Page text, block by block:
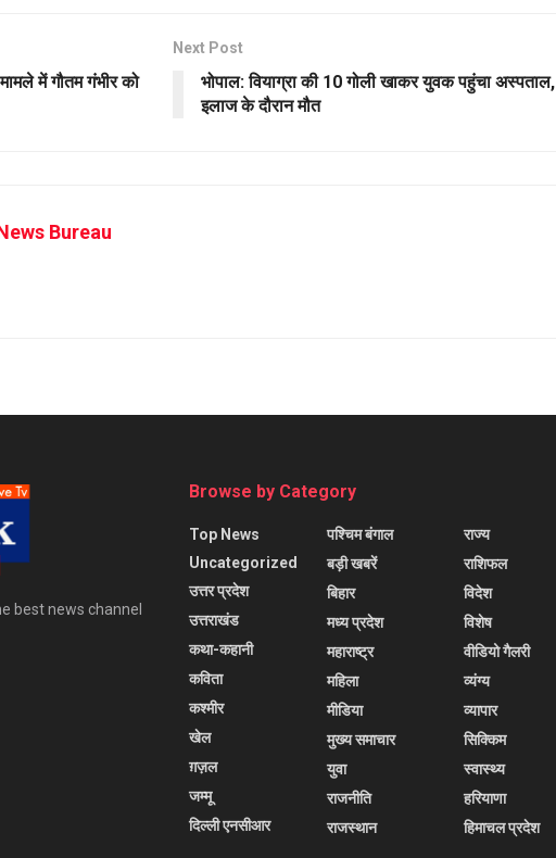
में गौतम गंभीर को
Next Post
भोपाल: वियाग्रा की 10 गोली खाकर युवक पहुंचा अस्पताल,
इलाज के दौरान मौत
Bureau
best news channel
Browse by Category
Top News
Uncategorized
उत्तर प्रदेश
उत्तराखंड
कथा-कहानी
कविता
कश्मीर
खेल
ग़ज़ल
जम्मू
दिल्ली एनसीआर
पश्चिम बंगाल
बड़ी खबरें
बिहार
मध्य प्रदेश
महाराष्ट्र
महिला
मीडिया
मुख्य समाचार
युवा
राजनीति
राजस्थान
राज्य
राशिफल
विदेश
विशेष
वीडियो गैलरी
व्यंग्य
व्यापार
सिक्किम
स्वास्थ्य
हरियाणा
हिमाचल प्रदेश